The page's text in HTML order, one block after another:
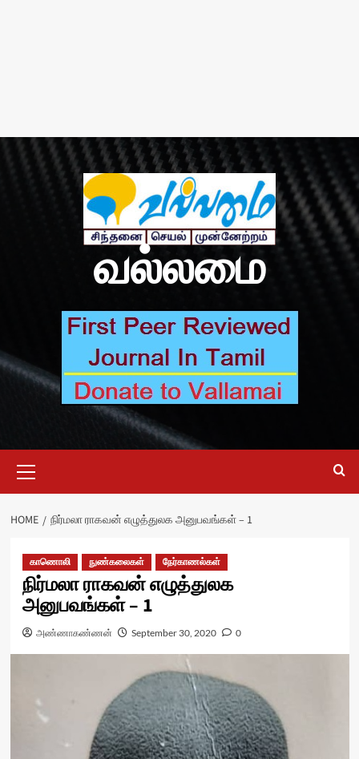
வல்லமை
Menu
HOME நிர்மலா ராகவன் எழுத்துலக அனுபவங்கள் – 1
காணொலி நுண்கலைகள் நேர்காணல்கள்
நிர்மலா ராகவன் எழுத்துலக
அனுபவங்கள் – 1
அண்ணாகண்ணன் September 30, 2020 0